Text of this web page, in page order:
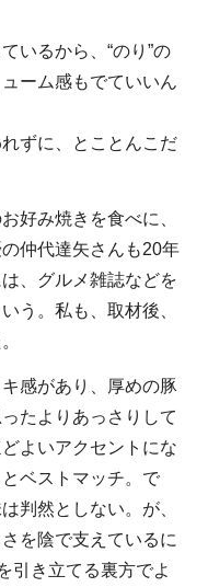
いるから、“のり”の
ーム感もでていいん
ずに、とことんこだ
好み焼きを食べに、
仲代達矢さんも20年
、グルメ雑誌などを
う。私も、取材後、
感があり、厚めの豚
たよりあっさりして
よいアクセントにな
ベストマッチ。で
判然としない。が、
を陰で支えているに
引き立てる裏方でよ